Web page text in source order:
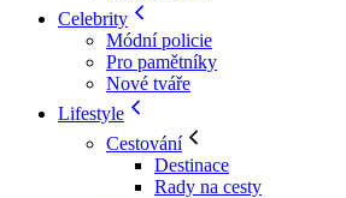
Celebrity
Módní policie
Pro pamětníky
Nové tváře
Lifestyle
Cestování
Destinace
Rady na cesty